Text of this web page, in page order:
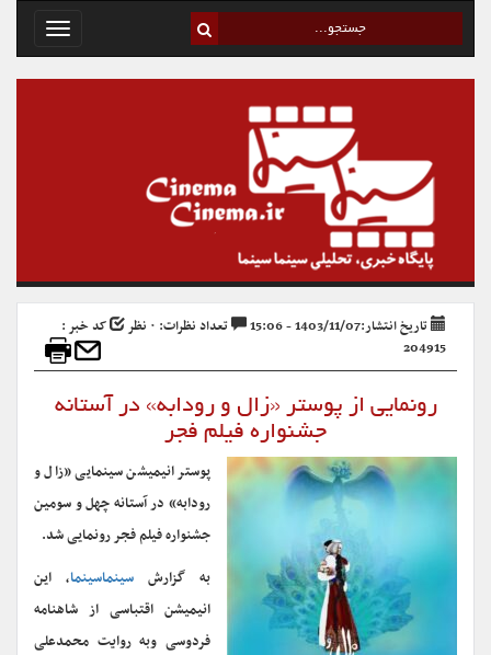
Toggle
تاریخ انتشار:1403/11/07 - 15:06 تعداد نظرات: ۰ نظر
کد خبر :
204915
رونمایی از پوستر «زال و رودابه» در آستانه
جشنواره فیلم فجر
پوستر انیمیشن سینمایی «زال و
رودابه» در آستانه چهل و سومین
جشنواره فیلم فجر رونمایی شد.
به گزارش سینماسینما، این
انیمیشن اقتباسی از شاهنامه
فردوسی وبه روایت محمدعلی